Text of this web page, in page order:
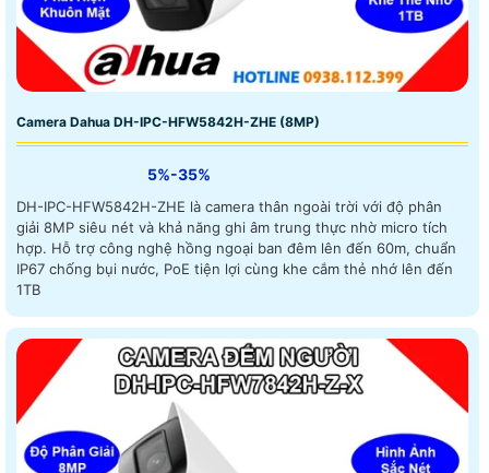
Camera Dahua DH-IPC-HFW5842H-ZHE (8MP)
5%-35%
DH-IPC-HFW5842H-ZHE là camera thân ngoài trời với độ phân
giải 8MP siêu nét và khả năng ghi âm trung thực nhờ micro tích
hợp. Hỗ trợ công nghệ hồng ngoại ban đêm lên đến 60m, chuẩn
IP67 chống bụi nước, PoE tiện lợi cùng khe cắm thẻ nhớ lên đến
1TB